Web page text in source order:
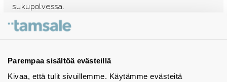
Parempaa sisältöä evästeillä
Kivaa, että tulit sivuillemme. Käytämme evästeitä
sukupolvessa.
Ota yhteyttä - autamme mielellämme
Tuotekuvastot
Instagram